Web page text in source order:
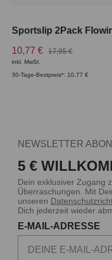
Sportslip 2Pack
10,77 €
17,95 €
inkl. MwSt.
30-Tage-Bestpreis*: 10,77 €
NEWSLETTER
5 €
Dein exklusiver Zugang
Überraschungen. Mit
unseren
Dich jederzeit wieder
E-MAIL-ADRESSE